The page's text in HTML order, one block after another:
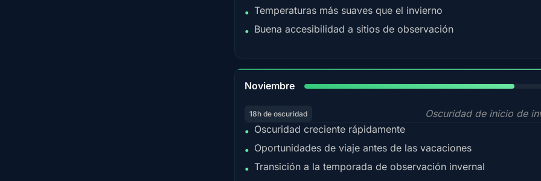
• Temperaturas más suaves que el invierno
• Buena accesibilidad a sitios de observación
Noviembre
18h de oscuridad
Oscuridad de inicio de
• Oscuridad creciente rápidamente
• Oportunidades de viaje antes de las vacaciones
• Transición a la temporada de observación invernal